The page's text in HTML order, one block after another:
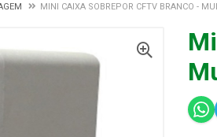
MINI CAIXA SOBREPOR CFTV BRANCO -